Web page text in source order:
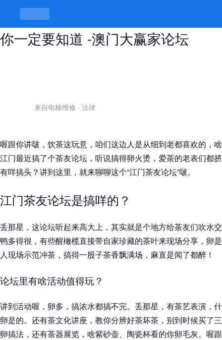
江门茶友论坛有咩好玩，茶文化分享
你一定要知道 -澳门大赢家论坛
来自电梯维修 · 法律
喔跟你讲啵，饮茶这玩意，咱们这边人是从细到老都喜欢的，
江门最近搞了个茶友论坛，听说搞得卵火烫，爱茶的老表们都
有咩搞头？讲到这里，就来聊聊这个“江门茶友论坛”啵。
江门茶友论坛是搞咩的？
丢那星，这论坛听起来高大上，其实就是个地方给茶友们吹水
鸭多得很，有些醒橄榄直接带自家珍藏的茶叶来现场分享，卵
人现场示范冲茶，搞得一股子茶香飘满场，麻直是闻了都醉！
论坛里有啥活动值得玩？
讲到活动喔，卵多，搞浓水都搞不完。丢那星，有茶艺表演，
卵是的。还有茶文化讲座，教你分辨好茶坏茶，别到时候买了
卵搞法，还有茶器展览，啥紫砂壶、陶瓷杯看的你卵毛灰。喔